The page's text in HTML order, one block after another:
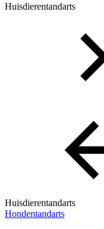
Huisdierentandarts
Huisdierentandarts
Hondentandarts